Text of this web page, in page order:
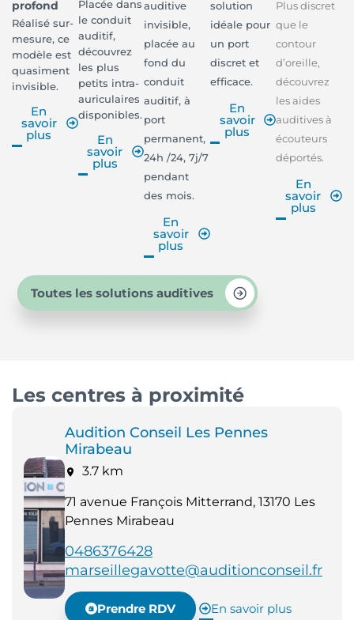
profond
Réalisé sur-
mesure, ce
modèle est
quasiment
invisible.
En
savoir
plus
Placée dans
le conduit
auditif,
découvrez
les plus
petits intra-
auriculaires
disponibles.
En
savoir
plus
auditive
invisible,
placée au
fond du
conduit
auditif, à
port
permanent,
24h /24, 7j/7
pendant
des mois.
En
savoir
plus
solution
idéale pour
un port
discret et
efficace.
En
savoir
plus
Plus discret
que le
contour
d’oreille,
découvrez
les aides
auditives à
écouteurs
déportés.
En
savoir
plus
Toutes les solutions auditives
Les centres à proximité
Audition Conseil Les Pennes
Mirabeau
3.7 km
71 avenue François Mitterrand, 13170 Les
Pennes Mirabeau
0486376428
marseillegavotte@auditionconseil.fr
Prendre RDV En savoir plus